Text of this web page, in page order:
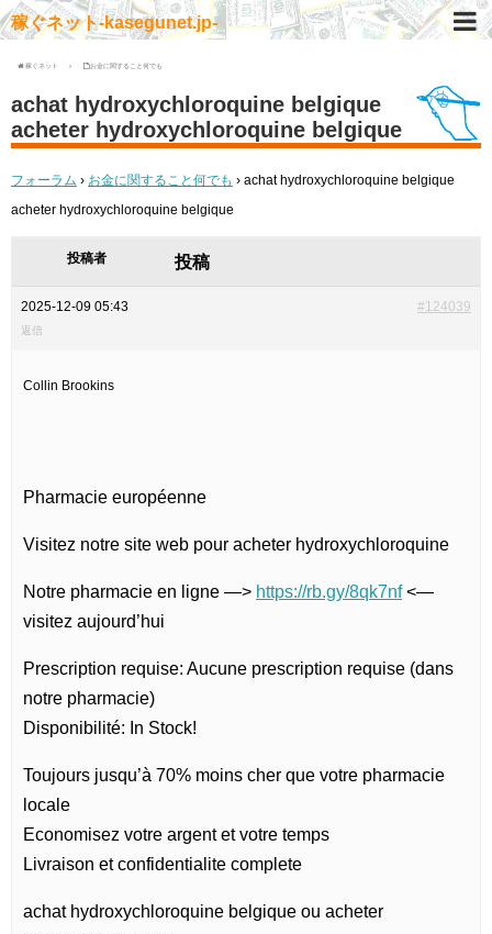
稼ぐネット-kasegunet.jp-
稼ぐネット お金に関すること何でも
achat hydroxychloroquine belgique
acheter hydroxychloroquine belgique
フォーラム › お金に関すること何でも › achat hydroxychloroquine belgique
acheter hydroxychloroquine belgique
投稿者 投稿
2025-12-09 05:43 #124039
返信
Collin Brookins
Pharmacie européenne
Visitez notre site web pour acheter hydroxychloroquine
Notre pharmacie en ligne —> https://rb.gy/8qk7nf<—
visitez aujourd’hui
Prescription requise: Aucune prescription requise (dans
notre pharmacie)
Disponibilité: In Stock!
Toujours jusqu’à 70% moins cher que votre pharmacie
locale
Economisez votre argent et votre temps
Livraison et confidentialite complete
achat hydroxychloroquine belgique ou acheter